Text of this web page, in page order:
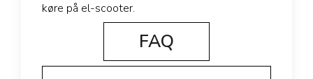
køre på el-scooter.
FAQ